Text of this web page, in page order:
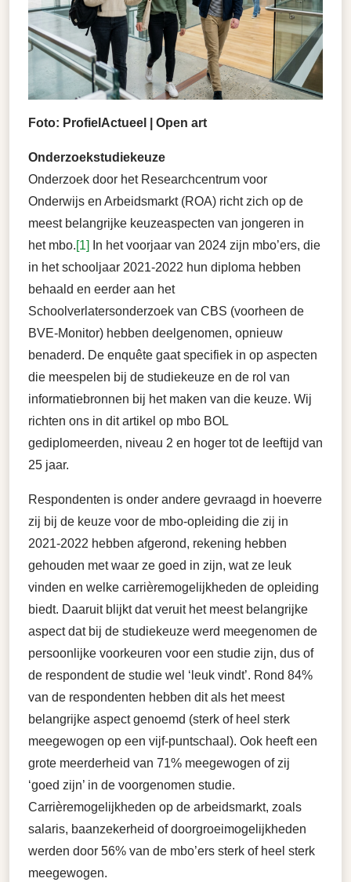
Foto: ProfielActueel | Open art
Onderzoekstudiekeuze
Onderzoek door het Researchcentrum voor
Onderwijs en Arbeidsmarkt (ROA) richt zich op de
meest belangrijke keuzeaspecten van jongeren in
het mbo.[1]
In het voorjaar van 2024 zijn mbo’ers, die
in het schooljaar 2021-2022 hun diploma hebben
behaald en eerder aan het
Schoolverlatersonderzoek van CBS (voorheen de
BVE-Monitor) hebben deelgenomen, opnieuw
benaderd. De enquête gaat specifiek in op aspecten
die meespelen bij de studiekeuze en de rol van
informatiebronnen bij het maken van die keuze. Wij
richten ons in dit artikel op mbo BOL
gediplomeerden, niveau 2 en hoger tot de leeftijd van
25 jaar.
Respondenten is onder andere gevraagd in hoeverre
zij bij de keuze voor de mbo-opleiding die zij in
2021-2022 hebben afgerond, rekening hebben
gehouden met waar ze goed in zijn, wat ze leuk
vinden en welke carrièremogelijkheden de opleiding
biedt. Daaruit blijkt dat veruit het meest belangrijke
aspect dat bij de studiekeuze werd meegenomen de
persoonlijke voorkeuren voor een studie zijn, dus of
de respondent de studie wel ‘leuk vindt’. Rond 84%
van de respondenten hebben dit als het meest
belangrijke aspect genoemd (sterk of heel sterk
meegewogen op een vijf-puntschaal). Ook heeft een
grote meerderheid van 71% meegewogen of zij
‘goed zijn’ in de voorgenomen studie.
Carrièremogelijkheden op de arbeidsmarkt, zoals
salaris, baanzekerheid of doorgroeimogelijkheden
werden door 56% van de mbo’ers sterk of heel sterk
meegewogen.